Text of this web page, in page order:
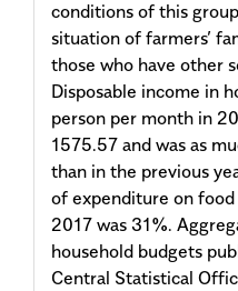
conditions of this
situation of farmers’
those who have other
Disposable income in
person per month in
1575.57 and was as
than in the previous
of expenditure on
2017 was 31%.
household budgets
Central Statistical